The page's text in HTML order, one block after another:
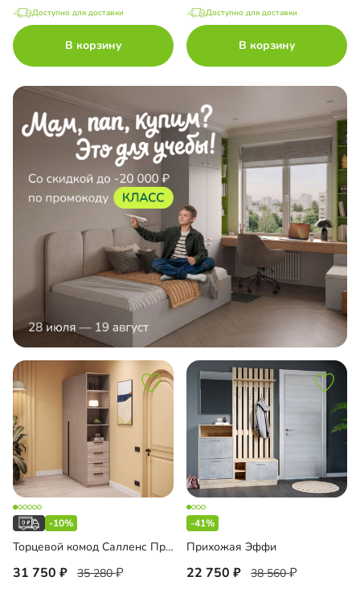
Доступно для доставки
В корзину
Доступно для доставки
В корзину
-10%
Торцевой комод Салленс Премиум с полками
31 750 35 280
-41%
Прихожая Эффи
22 750 38 560